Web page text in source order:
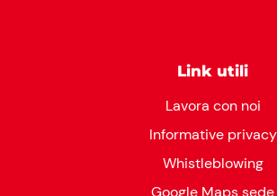
Link utili
Lavora con noi
Informative privacy
Whistleblowing
Google Maps sede